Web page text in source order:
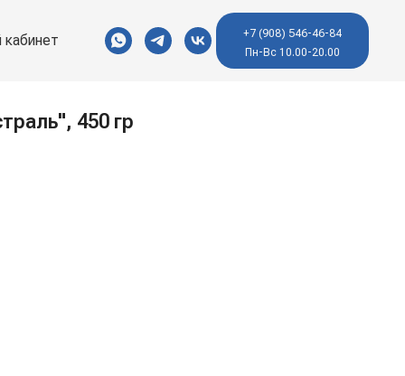
+7 (908) 546-46-84
Пн-Вс 10.00-20.00
450 гр